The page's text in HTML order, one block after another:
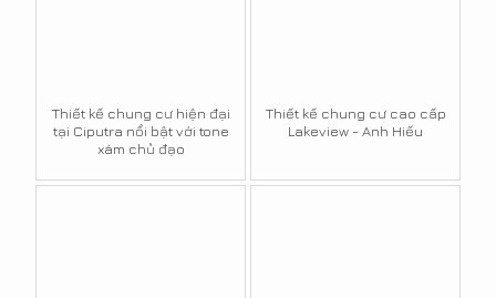
Thiết kế chung cư hiện đại
tại Ciputra nổi bật với tone
xám chủ đạo
Thiết kế chung cư cao cấp
Lakeview - Anh Hiếu